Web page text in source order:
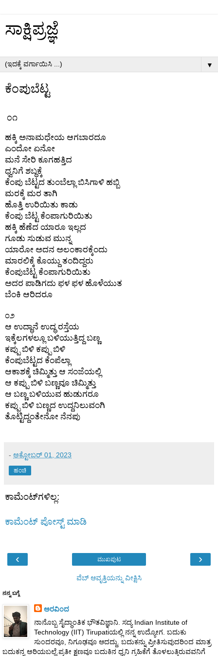
ಸಾಕ್ಷಿಪ್ರಜ್ಞೆ
▼
ಕೆಂಪುಬೆಟ್ಟ
೦೧
ಹಕ್ಕಿ ಅನಾಮಧೇಯ ಆಗಬಾರದೂ
ಎಂದೋ ಏನೋ
ಮನೆ ಸೇರಿ ಕೂಗಹತ್ತಿದ
ಧ್ವನಿಗೆ ಶಬ್ಧಕ್ಕೆ
ಕೆಂಪು ಬೆಟ್ಟದ ತುಂಬೆಲ್ಲಾ ಬಿಸಿಗಾಳಿ ಹಬ್ಬಿ
ಮರಕ್ಕೆ ಮರ ತಾಗಿ
ಹೊತ್ತಿ ಉರಿಯಿತು ಕಾಡು
ಕೆಂಪು ಬೆಟ್ಟ ಕೆಂಪಾಗುರಿಯಿತು
ಹಕ್ಕಿ ಹೆಣೆದ ಯಾರೂ ಇಲ್ಲದ
ಗೂಡು ಸುಡುವ ಮುನ್ನ
ಯಾರೋ ಅದನ ಅಲಂಕಾರಕ್ಕೆಂದು
ಮಾರಲಿಕ್ಕೆ ಕೊಯ್ದು ತಂದಿದ್ದರು
ಕೆಂಪುಬೆಟ್ಟ ಕೆಂಪಾಗುರಿಯಿತು
ಅದರ ಪಾಡಿಗದು ಫಳ ಫಳ ಹೊಳೆಯುತ
ಬೆಂಕಿ ಆರಿದರೂ
೦೨
ಆ ಉದ್ಧಾನೆ ಉದ್ಧ ರಸ್ತೆಯ
ಇಕ್ಕೆಲಗಳಲ್ಲೂ ಬಳಿಯುತ್ತಿದ್ದ ಬಣ್ಣ
ಕಪ್ಪು ಬಿಳಿ ಕಪ್ಪು ಬಿಳಿ
ಕೆಂಪುಬೆಟ್ಟದ ಕೆಂಪೆಲ್ಲಾ
ಆಕಾಶಕ್ಕೆ ಚಿಮ್ಮಿತ್ತು ಆ ಸಂಜೆಯಲ್ಲಿ
ಆ ಕಪ್ಪು ಬಿಳಿ ಬಣ್ಣವೂ ಚಿಮ್ಮಿತ್ತು
ಆ ಬಣ್ಣ ಬಳಿಯುವ ಹುಡುಗರೂ
ಕಪ್ಪು ಬಿಳಿ ಬಣ್ಣದ ಉದ್ದನಿಲುವಂಗಿ
ತೊಟ್ಟಿದ್ದಂತೇನೋ ನೆನಪು
- ಅಕ್ಟೋಬರ್ 01, 2023
ಹಂಚಿ
ಕಾಮೆಂಟ್‌ಗಳಿಲ್ಲ:
ಕಾಮೆಂಟ್‌‌ ಪೋಸ್ಟ್‌ ಮಾಡಿ
‹ ›
ಮುಖಪುಟ
ವೆಬ್‌ ಆವೃತ್ತಿಯನ್ನು ವೀಕ್ಷಿಸಿ
ನನ್ನ ಬಗ್ಗೆ
ಅರವಿಂದ
ನಾನೊಬ್ಬ ಸೈದ್ಧಾಂತಿಕ ಭೌತವಿಜ್ಞಾನಿ. ಸದ್ಯ Indian Institute of
Technology (IIT) Tirupatiಯಲ್ಲಿ ನನ್ನ ಉದ್ಯೋಗ. ಬದುಕು
ಸುಂದರವೂ, ನಿಗೂಢವೂ ಆದದ್ದು. ಬದುಕನ್ನು ಪ್ರೀತಿಸುವುದರಿಂದ ಮಾತ್ರ
ಬದುಕನ್ನ ಅರಿಯಬಲ್ಲೆ.ಪ್ರತೀ ಕ್ಷಣವೂ ಬದುಕಿನ ಧ್ವನಿ ಗ್ರಹಿಕೆಗೆ ತೊಳಲುತ್ತಿರುವವನಿಗೆ